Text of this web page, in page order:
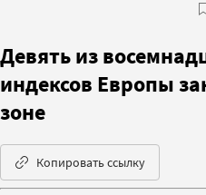
Девять из
индексов Европы
зоне
Копировать ссылку